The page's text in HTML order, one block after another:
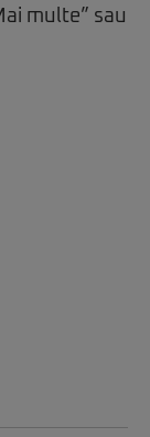
multe” sau